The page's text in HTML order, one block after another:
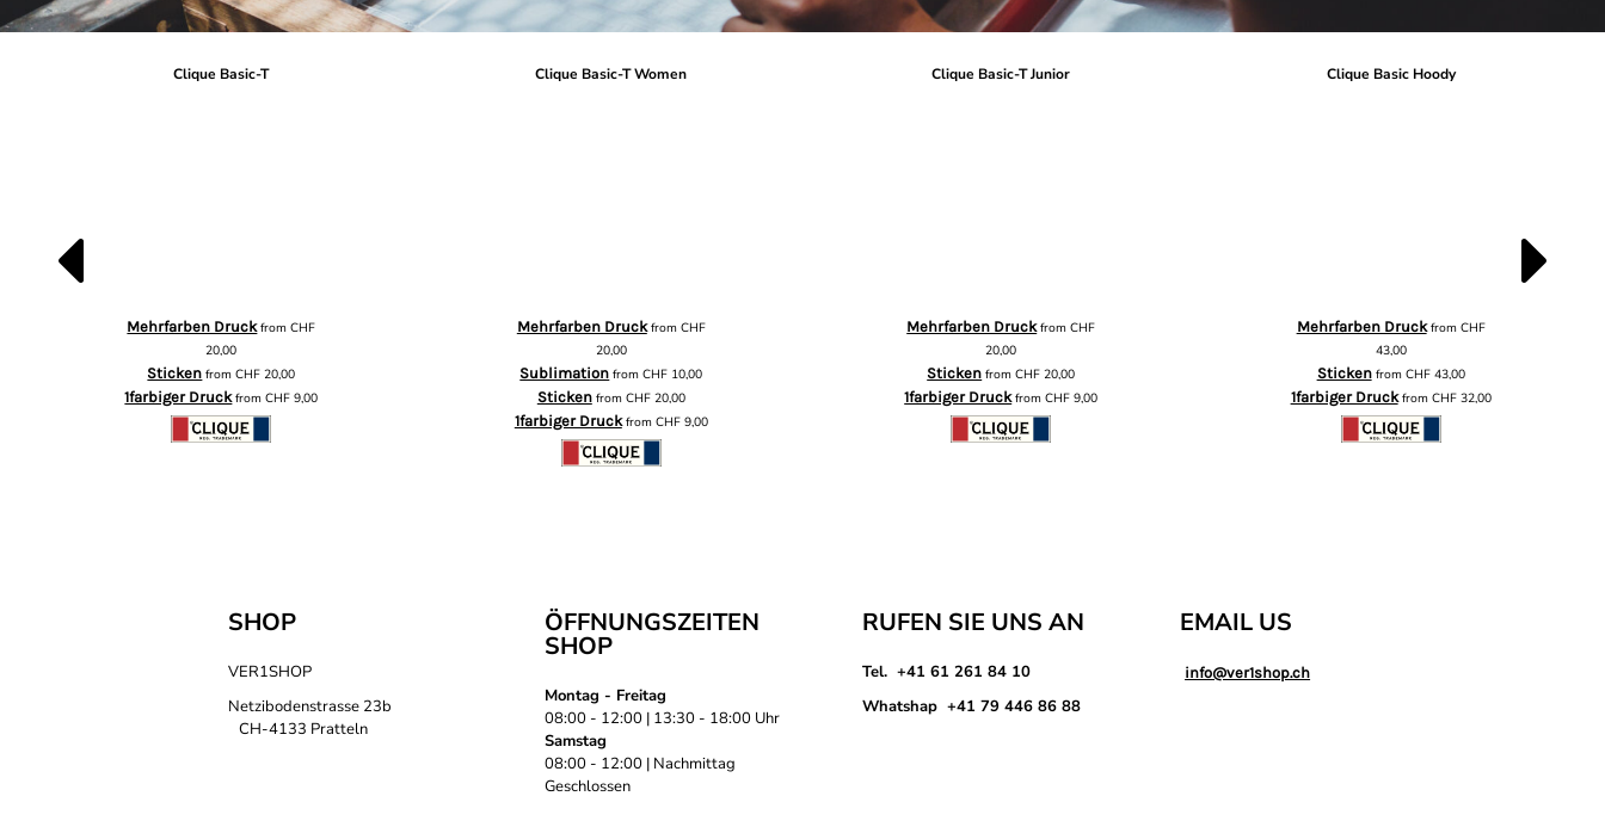
Clique Basic-T
Mehrfarben DruckfromCHF
20,00
Sticken fromCHF 20,00
1farbiger DruckfromCHF 9,00
Clique Basic-T Women
Mehrfarben Druckfrom CHF
20,00
Sublimation fromCHF 10,00
Stickenfrom CHF20,00
1farbiger Druckfrom CHF9,00
Clique Basic-T Junior
Mehrfarben DruckfromCHF
20,00
Sticken fromCHF 20,00
1farbiger DruckfromCHF 9,00
Clique Basic Hoody
Mehrfarben Druckfrom CHF
43,00
Stickenfrom CHF43,00
1farbiger Druckfrom CHF32,00
SHOP
VER1SHOP
Netzibodenstrasse 23b
CH-4133 Pratteln
ÖFFNUNGSZEITEN
SHOP
Montag - Freitag
08:00 - 12:00 | 13:30 - 18:00 Uhr
Samstag
08:00 - 12:00 | Nachmittag
Geschlossen
RUFEN SIE UNS AN
Tel. +41 61 261 84 10
Whatshap +41 79 446 86 88
EMAIL US
info@ver1shop.ch